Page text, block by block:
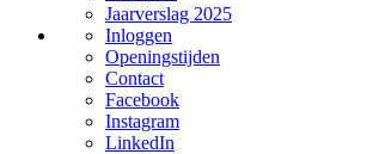
Jaarverslag 2025
Inloggen
Openingstijden
Contact
Facebook
Instagram
LinkedIn